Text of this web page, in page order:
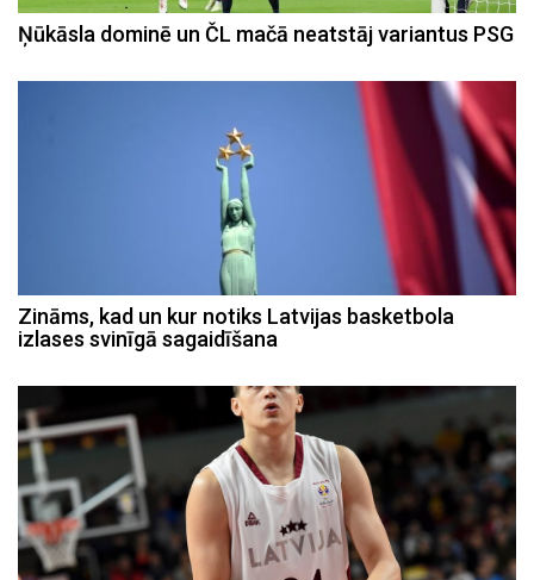
Ņūkāsla dominē un ČL mačā neatstāj variantus PSG
Zināms, kad un kur notiks Latvijas basketbola
izlases svinīgā sagaidīšana